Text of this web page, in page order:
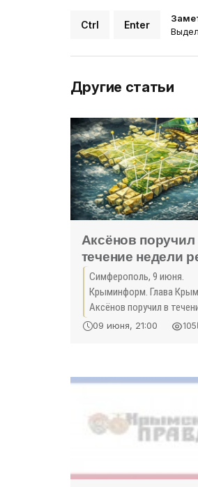
Ctrl Enter
Другие статьи
Аксёнов поручил
течение недели
вопрос возврата
земель
Симферополь, 9 июня.
Крыминформ. Глава
Аксёнов поручил в
решить вопрос о
09 июня, 21:00 105